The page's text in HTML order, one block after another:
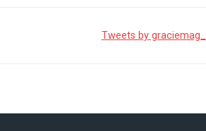
Tweets by